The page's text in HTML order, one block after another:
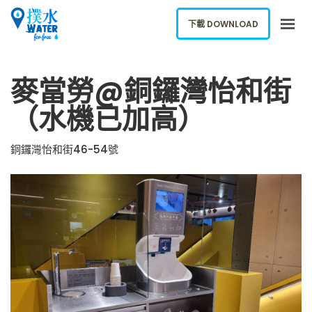
關於我們
下載應用
網誌
報告新飲水機
ENGLISH
下載 DOWNLOAD
麥當勞@銅鑼灣怡和街
（水機已加高）
銅鑼灣怡和街46-54號
下載 DOWNLOAD